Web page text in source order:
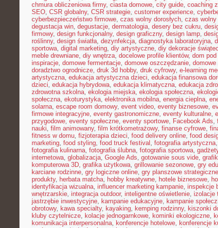
chmura obliczeniowa firmy, ciasta domowe, city guide, coaching
SEO, CSR globalny, CSR strategie, customer experience,
cyberbezpieczeństwo firmowe, czas wolny dorosłych, czas
degustacja win, degustacje, dermatologia, desery bez cukru,
firmowy, design funkcjonalny, design graficzny, design lamp,
roślinny, design światła, dezynfekcja, diagnostyka laboratoryjna,
sportowa, digital marketing, diy artystyczne, diy dekoracje
meble drewniane, diy wnętrza, docelowe profile klientów, dom
inspiracje, domowe fermentacje, domowe oszczędzanie, domowe
doradztwo ogrodnicze, druk 3d hobby, druk cyfrowy, e-learning
artystyczna, edukacja artystyczna dzieci, edukacja finansowa
dzieci, edukacja hybrydowa, edukacja klimatyczna, edukacja
zdrowotna szkolna, ekologia miejska, ekologia społeczna,
społeczna, ekoturystyka, elektronika mobilna, energia cieplna,
solarna, escape room domowy, event video, eventy biznesowe,
firmowe integracyjne, eventy gastronomiczne, eventy kulturalne,
przygodowe, eventy społeczne, eventy sportowe, Facebook Ads,
nauki, film animowany, film krótkometrażowy, finanse cyfrowe,
fitness w domu, fizjoterapia dzieci, food delivery online, food
marketing, food styling, food truck festival , fotografia artystyczna
fotografia kulinarna, fotografia ślubna, fotografia sportowa,
internetowa, globalizacja, Google Ads, gotowanie sous vide,
komputerowa 3D, grafika użytkowa, grillowanie sezonowe, gry
karciane rodzinne, gry logiczne online, gry planszowe strategiczne
produkty, herbata matcha, hobby kreatywne, hotele biznesowe,
identyfikacja wizualna, influencer marketing kampanie, inspekcje
wnętrzarskie, integracja outdoor, inteligentne oświetlenie, izolacje
jastrzębie inwestycyjne, kampanie edukacyjne, kampanie
obrotowy, kawa specialty, kayaking, kemping rodzinny, kiszonki
kluby czytelnicze, kolacje jednogarnkowe, kominki ekologiczne,
komunikacja interpersonalna, konferencje hotelowe, konferencje